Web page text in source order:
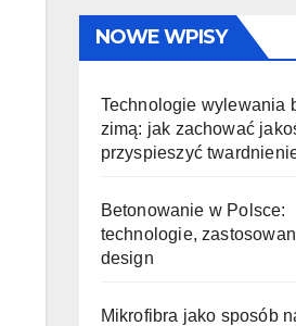
NOWE WPISY
Technologie wylewania
zimą: jak zachować
przyspieszyć
Betonowanie w Polsce:
technologie,
design
Mikrofibra jako sposób